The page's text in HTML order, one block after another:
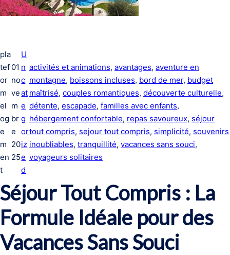
pla
tef
or
m
el
og
e
m
en
t
01
no
ve
m
br
e
20
25
U
n
c
at
e
g
or
iz
e
d
activités et animations, avantages, aventure en
montagne, boissons incluses, bord de mer, budget
maîtrisé, couples romantiques, découverte culturelle
détente, escapade, familles avec enfants
hébergement confortable, repas savoureux, séjour
tout compris, sejour tout compris, simplicité, souvenirs
inoubliables, tranquillité, vacances sans souci
voyageurs solitaires
Séjour Tout Compris : La
Formule Idéale pour des
Vacances Sans Souci